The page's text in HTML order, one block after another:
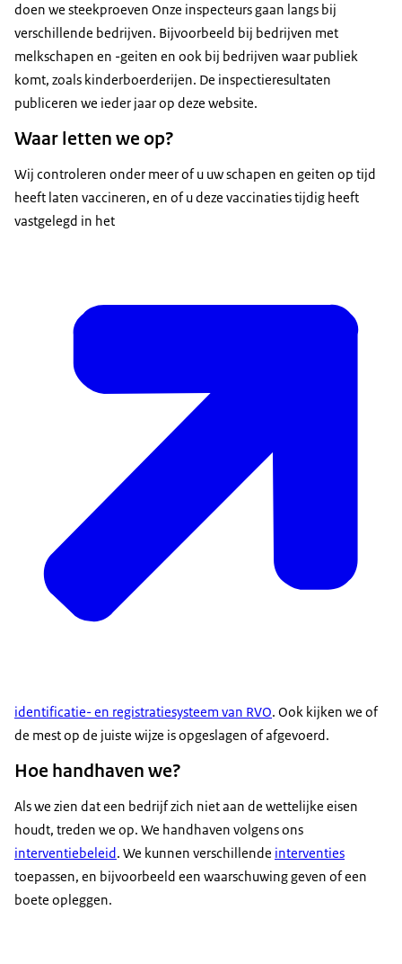
doen we steekproeven Onze inspecteurs gaan langs bij
verschillende bedrijven. Bijvoorbeeld bij bedrijven met
melkschapen en -geiten en ook bij bedrijven waar publiek
komt, zoals kinderboerderijen. De inspectieresultaten
publiceren we ieder jaar op deze website.
Waar letten we op?
Wij controleren onder meer of u uw schapen en geiten op tijd
heeft laten vaccineren, en of u deze vaccinaties tijdig heeft
vastgelegd in het
identificatie- en registratiesysteem van RVO. Ook kijken we of
de mest op de juiste wijze is opgeslagen of afgevoerd.
Hoe handhaven we?
Als we zien dat een bedrijf zich niet aan de wettelijke eisen
houdt, treden we op. We handhaven volgens ons
interventiebeleid. We kunnen verschillende interventies
toepassen, en bijvoorbeeld een waarschuwing geven of een
boete opleggen.